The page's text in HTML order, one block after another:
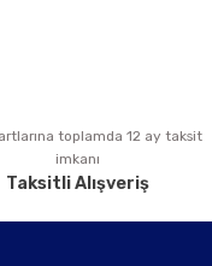
toplamda 12 ay taksit
imkanı
Taksitli Alışveriş